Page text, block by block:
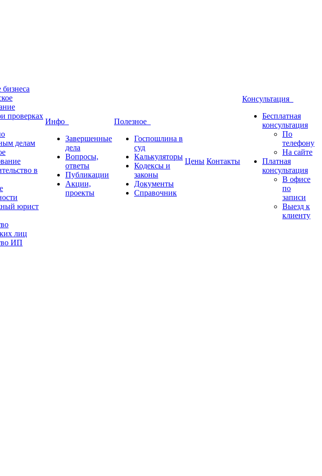
проверках
делам
в
юрист
лиц
ИП
Инфо
Завершенные
дела
Вопросы,
ответы
Публикации
Акции,
проекты
Полезное
Госпошлина в
суд
Калькуляторы
Кодексы и
законы
Документы
Справочник
Цены Контакты
Консультация
Бесплатная
консультация
По
телефону
На сайте
Платная
консультация
В офисе
по
записи
Выезд к
клиенту